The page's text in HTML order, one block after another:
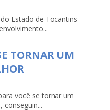
Estado de Tocantins-
TORNAR UM
você se tornar um
conseguin...